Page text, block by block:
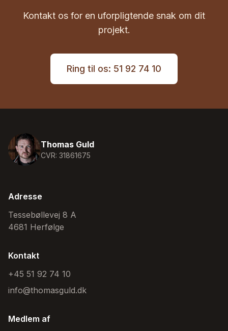
Kontakt os for en uforpligtende snak om dit
projekt.
Ring til os: 51 92 74 10
Thomas Guld
CVR: 31861675
Adresse
Tessebøllevej 8 A
4681 Herfølge
Kontakt
+45 51 92 74 10
info@thomasguld.dk
Medlem af